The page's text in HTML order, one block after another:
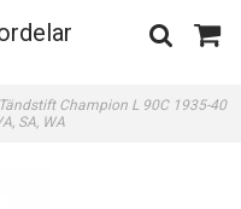
Tändstift Champion L 90C 1935-40
SA, WA